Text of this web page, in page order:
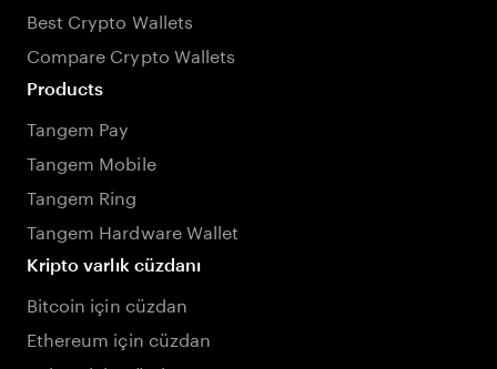
Best Crypto Wallets
Compare Crypto Wallets
Products
Tangem Pay
Tangem Mobile
Tangem Ring
Tangem Hardware Wallet
Kripto varlık cüzdanı
Bitcoin için cüzdan
Ethereum için cüzdan